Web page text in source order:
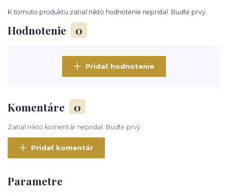
Hodnotenie 0
K tomuto produktu zatiaľ nikto hodnotenie nepridal. Buďte prvý.
Pridať hodnotenie
Komentáre 0
Zatial nikto komentár nepridal. Buďte prvý.
Pridať komentár
Parametre